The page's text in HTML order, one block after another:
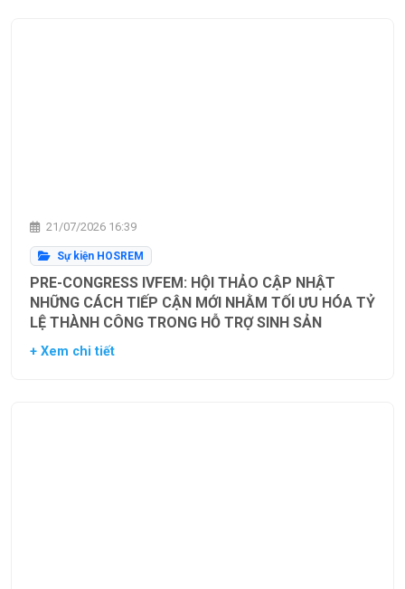
21/07/2026 16:39
Sự kiện HOSREM
PRE-CONGRESS IVFEM: HỘI THẢO CẬP NHẬT
NHỮNG CÁCH TIẾP CẬN MỚI NHẰM TỐI ƯU HÓA TỶ
LỆ THÀNH CÔNG TRONG HỖ TRỢ SINH SẢN
+ Xem chi tiết